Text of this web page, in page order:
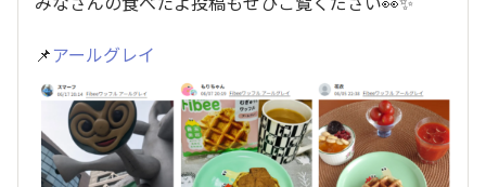
📌アールグレイ